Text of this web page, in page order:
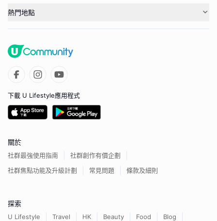
熱門地點
下載 U Lifestyle應用程式
關於
社群最強使用指南
社群創作有價企劃
社群焦點功能及升級計劃
常見問題 條款及細則
探索
U Lifestyle Travel HK Beauty Food Blog